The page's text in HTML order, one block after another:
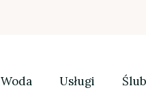
Woda Usługi Ślub